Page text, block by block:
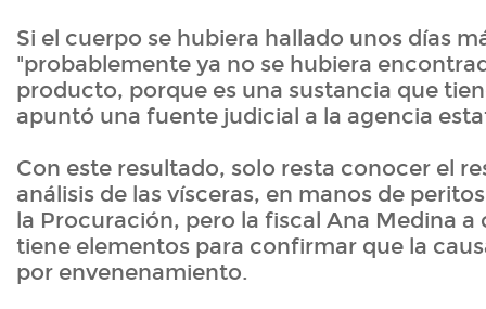
Si el cuerpo se hubiera hallado unos días
"probablemente ya no se hubiera
producto, porque es una sustancia que
apuntó una fuente judicial a la agencia
Con este resultado, solo resta conocer el
análisis de las vísceras, en manos de
la Procuración, pero la fiscal Ana Medina a
tiene elementos para confirmar que la
por envenenamiento.